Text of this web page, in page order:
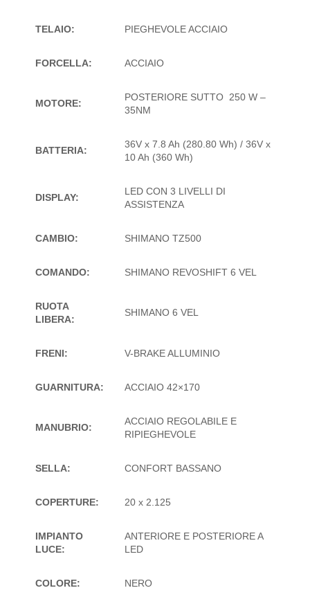
TELAIO: PIEGHEVOLE ACCIAIO
FORCELLA: ACCIAIO
MOTORE:
POSTERIORE SUTTO 250 W –
35NM
BATTERIA:
36V x 7.8 Ah (280.80 Wh) / 36V x
10 Ah (360 Wh)
DISPLAY:
LED CON 3 LIVELLI DI
ASSISTENZA
CAMBIO: SHIMANO TZ500
COMANDO: SHIMANO REVOSHIFT 6 VEL
RUOTA
LIBERA:
SHIMANO 6 VEL
FRENI: V-BRAKE ALLUMINIO
GUARNITURA: ACCIAIO 42×170
MANUBRIO:
ACCIAIO REGOLABILE E
RIPIEGHEVOLE
SELLA: CONFORT BASSANO
COPERTURE: 20 x 2.125
IMPIANTO
LUCE:
ANTERIORE E POSTERIORE A
LED
COLORE: NERO